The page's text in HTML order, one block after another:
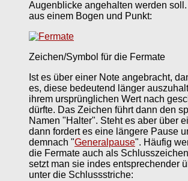
Augenblicke angehalten werden
aus einem Bogen und Punkt:
Zeichen/Symbol für die Fermate
Ist es über einer Note angebracht,
es, diese bedeutend länger
ihrem ursprünglichen Wert nach
dürfte. Das Zeichen führt dann den
Namen "Halter". Steht es aber über
dann fordert es eine längere Pause
demnach "Generalpause". Häufig
die Fermate auch als
setzt man sie indes entsprechender
unter die Schlussstriche: